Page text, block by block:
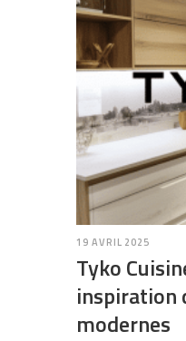
19 AVRIL 2025
Tyko
inspiration
modernes